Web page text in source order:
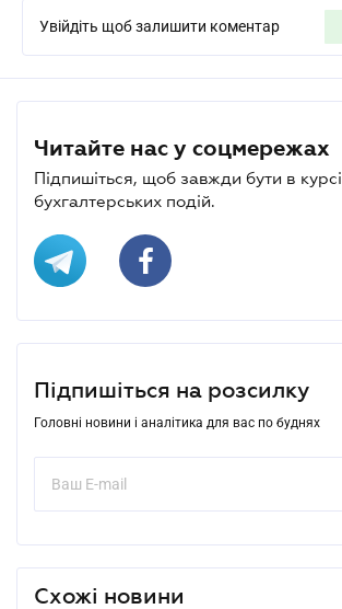
Увійдіть щоб залишити коментар
Читайте нас у соцмережах
Підпишіться, щоб завжди бути в курсі
бухгалтерських подій.
Підпишіться на розсилку
Головні новини і аналітика для вас по буднях
Схожі новини